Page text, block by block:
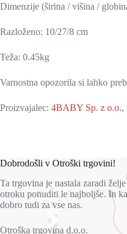
Dimenzije (širina / višina /
Razloženo: 10/27/8 cm
Teža: 0.45kg
Varnostna opozorila si lahko
Proizvajalec: 4BABY Sp. z o.o.,
Dobrodošli v Otroški trgovini!
Ta trgovina je nastala zaradi
otroku ponuditi le najboljše. In
dobro tudi za vse nas.
Otroška trgovina d.o.o.